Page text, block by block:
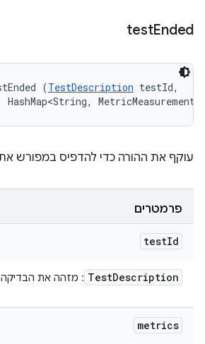
testEnded
(TestDescription testId,
HashMap<String,
עוקף את ההורה כדי להדפיס במפורש
פרמטרים
testId
TestDescription : מזהה את הבדיקה
metrics